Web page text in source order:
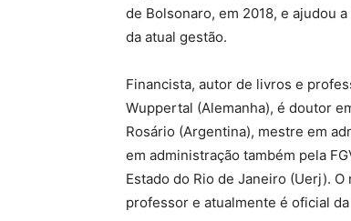
de Bolsonaro, em 2018, e ajudou
da atual gestão.
Financista, autor de livros e
Wuppertal (Alemanha), é doutor
Rosário (Argentina), mestre em
em administração também pela
Estado do Rio de Janeiro (Uerj).
professor e atualmente é oficial